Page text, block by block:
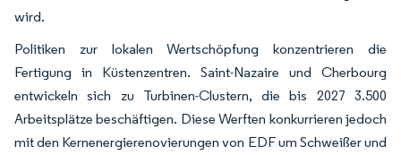
wird.
Politiken zur lokalen Wertschöpfung konzentrieren die
Fertigung in Küstenzentren. Saint-Nazaire und Cherbourg
entwickeln sich zu Turbinen-Clustern, die bis 2027 3.500
Arbeitsplätze beschäftigen. Diese Werften konkurrieren jedoch
mit den Kernenergierenovierungen von EDF um Schweißer und